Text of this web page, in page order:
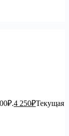
4 250₽Текущая